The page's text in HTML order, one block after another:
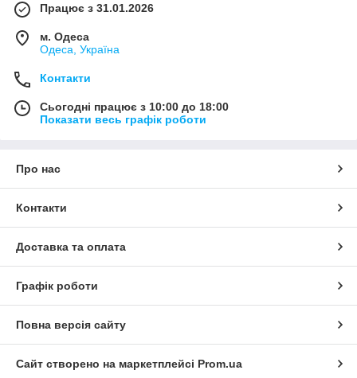
Працює з 31.01.2026
м. Одеса
Одеса, Україна
Контакти
Сьогодні працює з 10:00 до 18:00
Показати весь графік роботи
Про нас
Контакти
Доставка та оплата
Графік роботи
Повна версія сайту
Сайт створено на маркетплейсі Prom.ua